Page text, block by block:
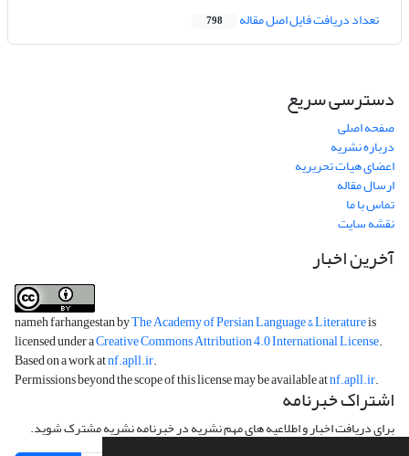
تعداد دریافت فایل اصل مقاله 798
دسترسی سریع
صفحه اصلی
درباره نشریه
اعضای هیات تحریریه
ارسال مقاله
تماس با ما
نقشه سایت
آخرین اخبار
nameh farhangestan byThe Academy of Persian Language & Literatureis
licensed under aCreative Commons Attribution 4.0 International License.
Based on a work atnf.apll.ir.
Permissions beyond the scope of this license may be available atnf.apll.ir.
اشتراک خبرنامه
برای دریافت اخبار و اطلاعیه های مهم نشریه در خبرنامه نشریه مشترک شوید.